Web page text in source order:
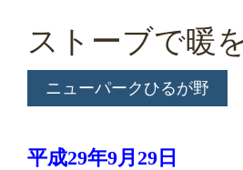
ストーブで暖
ニューパークひるが野
平成29年9月29 日